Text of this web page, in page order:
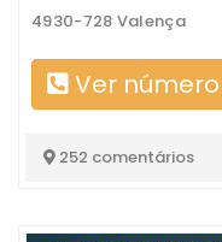
4930-728 Valença
Ver
252 comentários